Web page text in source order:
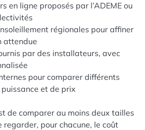
en ligne proposés par l’ADEME ou
régionales pour affiner
attendue
par des installateurs, avec
pour comparer différents
et de prix
de comparer au moins deux tailles
regarder, pour chacune, le coût